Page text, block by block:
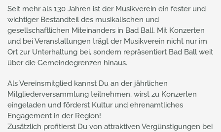
Seit mehr als 130 Jahren ist der Musikverein ein fester und
wichtiger Bestandteil des musikalischen und
gesellschaftlichen Miteinanders in Bad Ball. Mit Konzerten
und bei Veranstaltungen trägt der Musikverein nicht nur im
Ort zur Unterhaltung bei, sondern repräsentiert Bad Ball weit
über die Gemeindegrenzen hinaus.
Als Vereinsmitglied kannst Du an der jährlichen
Mitgliederversammlung teilnehmen, wirst zu Konzerten
eingeladen und förderst Kultur und ehrenamtliches
Engagement in der Region!
Zusätzlich profitierst Du von attraktiven Vergünstigungen bei